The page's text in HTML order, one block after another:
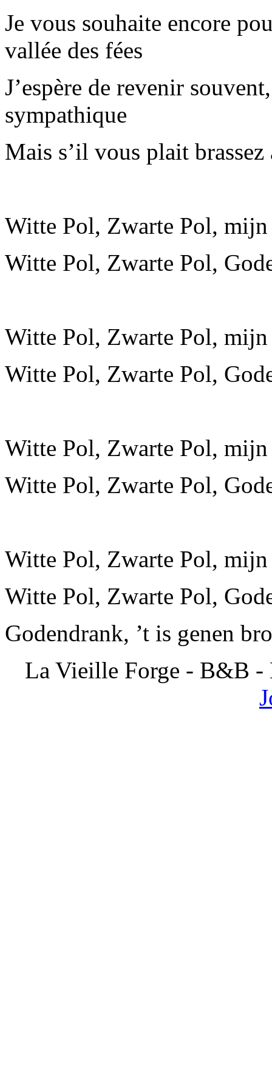
Je vous souhaite encore
vallée des fées
J’espère de revenir
sympathique
Mais s’il vous plait
Witte Pol, Zwarte Pol,
Witte Pol, Zwarte Pol,
Witte Pol, Zwarte Pol,
Witte Pol, Zwarte Pol,
Witte Pol, Zwarte Pol,
Witte Pol, Zwarte Pol,
Witte Pol, Zwarte Pol,
Witte Pol, Zwarte Pol,
Godendrank, ’t is genen
La Vieille Forge - B&B -